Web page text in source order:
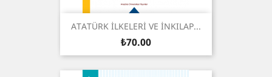
ATATÜRK İLKELERİ VE İNKILAP...
Price
₺70.00